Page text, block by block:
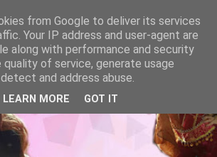
from Google to deliver its services
Your IP address and user-agent are
along with performance and security
of service, generate usage
and address abuse.
LEARN MORE GOT IT